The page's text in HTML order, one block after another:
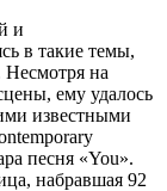
и
в такие темы,
Несмотря на
ему удалось
известными
песня «You».
набравшая 92